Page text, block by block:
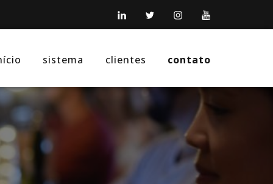
LinkedInTwitterInstagramYouTube
sistema clientes contato